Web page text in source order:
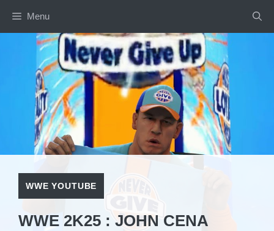
contenu
Menu
WWE YOUTUBE
WWE 2K25 : JOHN CENA